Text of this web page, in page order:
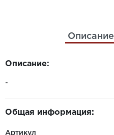
Описание
Описание:
-
Общая информация:
Артикул